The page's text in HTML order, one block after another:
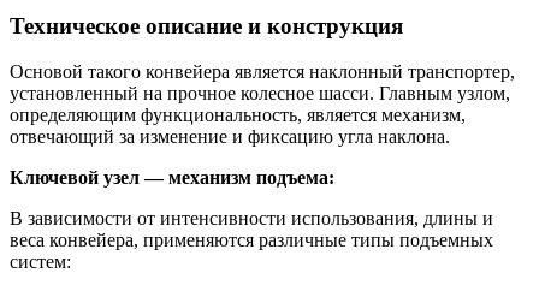
Техническое описание и конструкция
Основой такого конвейера является наклонный транспортер,
установленный на прочное колесное шасси. Главным узлом,
определяющим функциональность, является механизм,
отвечающий за изменение и фиксацию угла наклона.
Ключевой узел — механизм подъема:
В зависимости от интенсивности использования, длины и
веса конвейера, применяются различные типы подъемных
систем: